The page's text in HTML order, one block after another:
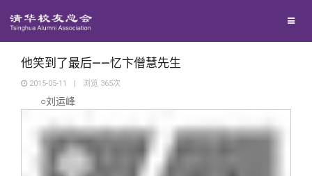
西南联大校友会
义工计划
新媒体平台
青春风采
他笑到了最后——忆卞僧慧先生
2015-05-11 | 浏览 365次
○刘运峰